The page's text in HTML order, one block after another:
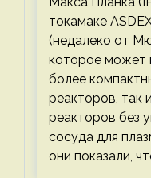
токамаке
(недалеко от
которое может
более
реакторов, так
реакторов без
сосуда для
они показали,